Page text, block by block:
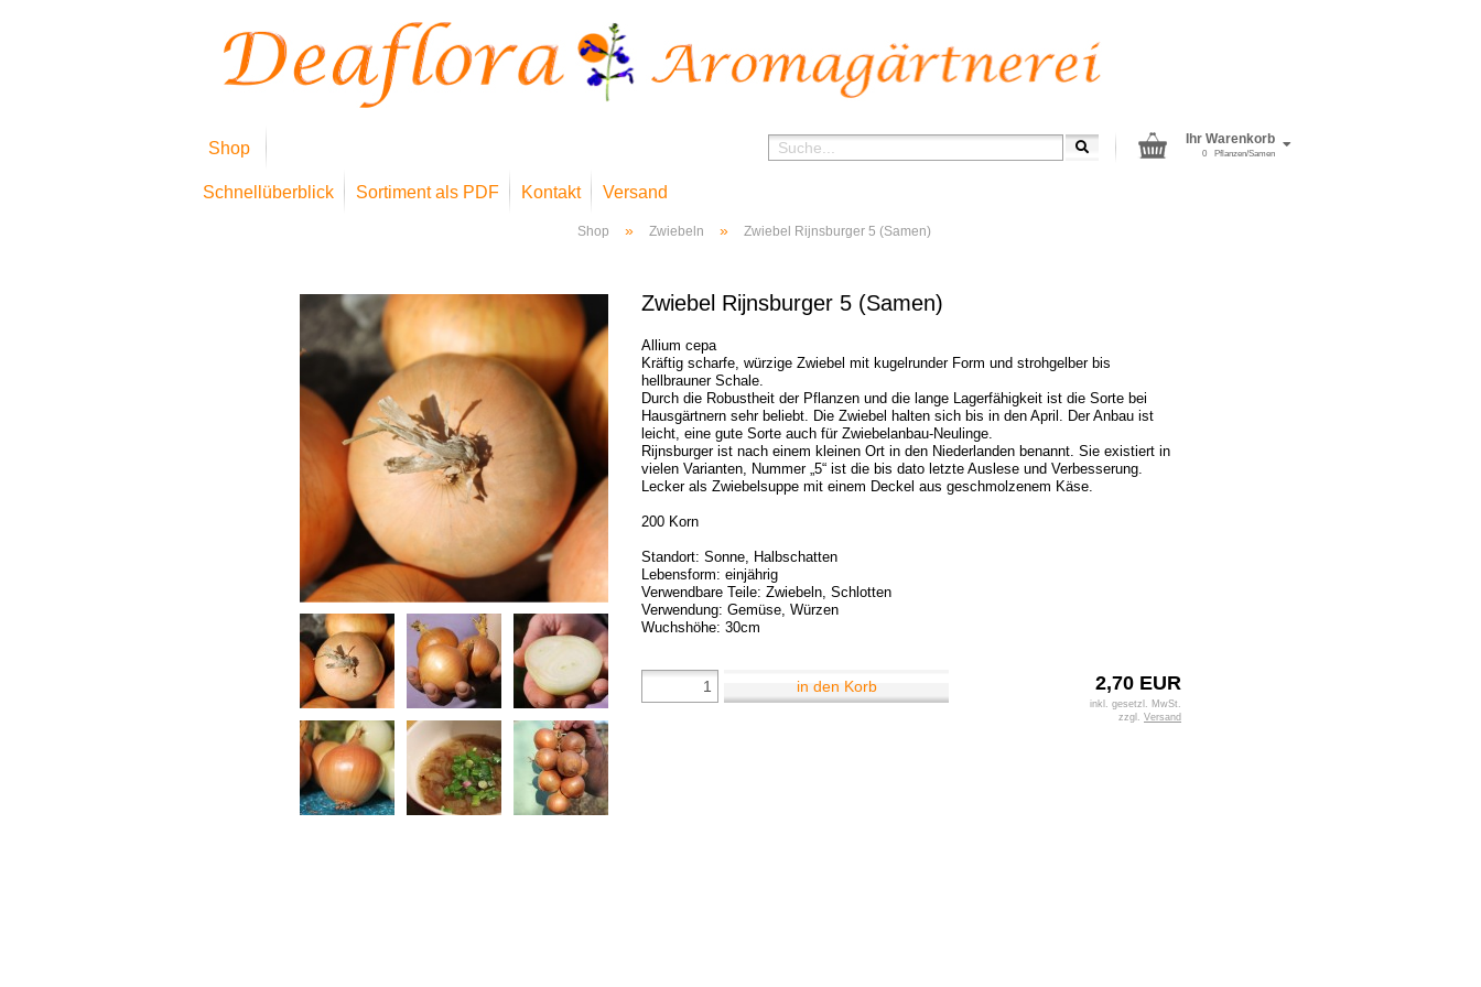
Shop
Schnellüberblick Sortiment als PDF Kontakt Versand
Ihr Warenkorb
Pflanzen/Samen
0
Shop » Zwiebeln » Zwiebel Rijnsburger 5 (Samen)
Zwiebel Rijnsburger 5 (Samen)
Allium cepa
Kräftig scharfe, würzige Zwiebel mit kugelrunder Form und strohgelber bis
hellbrauner Schale.
Durch die Robustheit der Pflanzen und die lange Lagerfähigkeit ist die Sorte bei
Hausgärtnern sehr beliebt. Die Zwiebel halten sich bis in den April. Der Anbau ist
leicht, eine gute Sorte auch für Zwiebelanbau-Neulinge.
Rijnsburger ist nach einem kleinen Ort in den Niederlanden benannt. Sie existiert in
vielen Varianten, Nummer „5“ ist die bis dato letzte Auslese und Verbesserung.
Lecker als Zwiebelsuppe mit einem Deckel aus geschmolzenem Käse.
200 Korn
Standort: Sonne, Halbschatten
Lebensform: einjährig
Verwendbare Teile: Zwiebeln, Schlotten
Verwendung: Gemüse, Würzen
Wuchshöhe: 30cm
2,70 EUR
inkl. gesetzl. MwSt.
zzgl. Versand
in den Korb